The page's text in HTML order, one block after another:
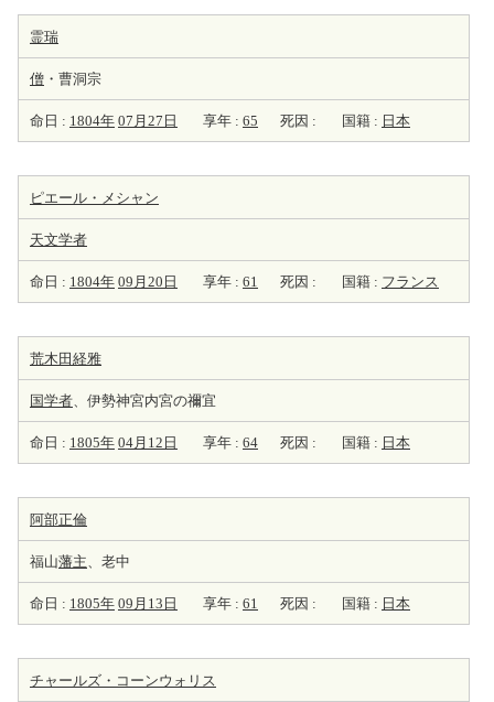
霊瑞
僧 ・曹洞宗
命日 : 1804年 07月27日 享年 : 65 死因 : 国籍 : 日本
ピエール・メシャン
天文学者
命日 : 1804年 09月20日 享年 : 61 死因 : 国籍 : フランス
荒木田経雅
国学者、伊勢神宮内宮の禰宜
命日 : 1805年 04月12日 享年 : 64 死因 : 国籍 : 日本
阿部正倫
福山藩主、老中
命日 : 1805年 09月13日 享年 : 61 死因 : 国籍 : 日本
チャールズ・コーンウォリス